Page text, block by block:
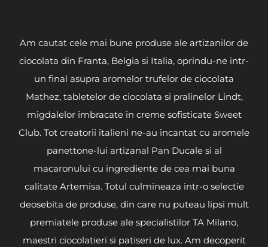
Am cautat cele mai bune produse ale artizanilor de
ciocolata din Franta, Belgia si Italia, oprindu-ne intr-
un final asupra aromelor trufelor de ciocolata
Mathez, tabletelor de ciocolata si pralinelor Lindt,
migdalelor imbracate in creme sofisticate Sweet
Club. Tot creatorii italieni ne-au incantat cu aromele
panettone-lui artizanal Pan Ducale si al
macaronului cu ingrediente de cea mai buna
calitate Artemisa. Totul culmineaza intr-o selectie
deosebita de produse, din care nu puteau lipsi mult
premiatele produse ale specialistilor TA Milano,
maestri ciocolatieri si patiseri de lux. Am decoperit